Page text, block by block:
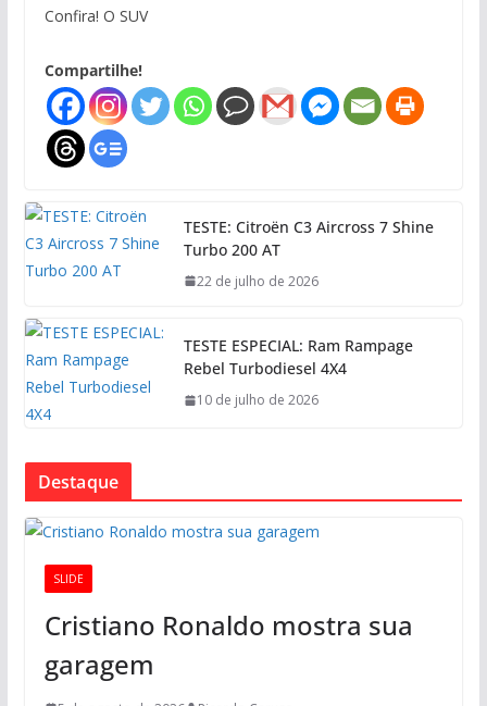
Confira! O SUV
Compartilhe!
TESTE: Citroën C3 Aircross 7 Shine
Turbo 200 AT
22 de julho de 2026
TESTE ESPECIAL: Ram Rampage
Rebel Turbodiesel 4X4
10 de julho de 2026
Destaque
SLIDE
Cristiano Ronaldo mostra sua
garagem